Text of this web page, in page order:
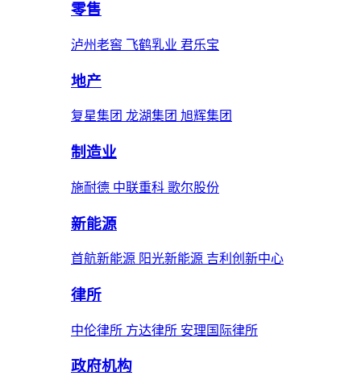
零售
泸州老窖 飞鹤乳业 君乐宝
地产
复星集团 龙湖集团 旭辉集团
制造业
施耐德 中联重科 歌尔股份
新能源
首航新能源 阳光新能源 吉利创新中心
律所
中伦律所 方达律所 安理国际律所
政府机构